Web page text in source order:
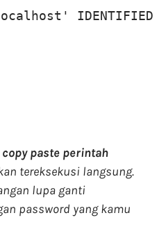
paste perintah
tereksekusi langsung.
lupa ganti
password yang kamu